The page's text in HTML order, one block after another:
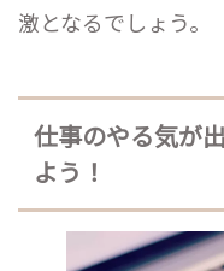
激となるでしょう。
仕事のやる気が
よう！